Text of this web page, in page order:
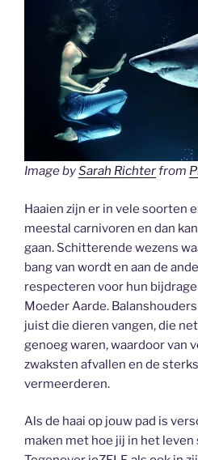
Image bySarah Richterfrom
Haaien zijn er in vele soorten
meestal carnivoren en dan
gaan. Schitterende wezens
bang van wordt en aan de
respecteren voor hun
Moeder Aarde.
juist die dieren vangen, die
genoeg waren, waardoor van
zwaksten afvallen en de
vermeerderen.
Als de haai op jouw pad is
maken met hoe jij in het